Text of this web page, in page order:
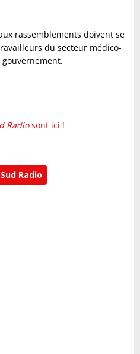
rassemblements doivent se
du secteur médico-
Radiosont ici !
Radio